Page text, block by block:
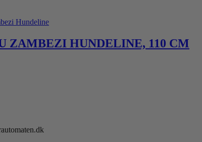
ZAMBEZI HUNDELINE, 110 CM